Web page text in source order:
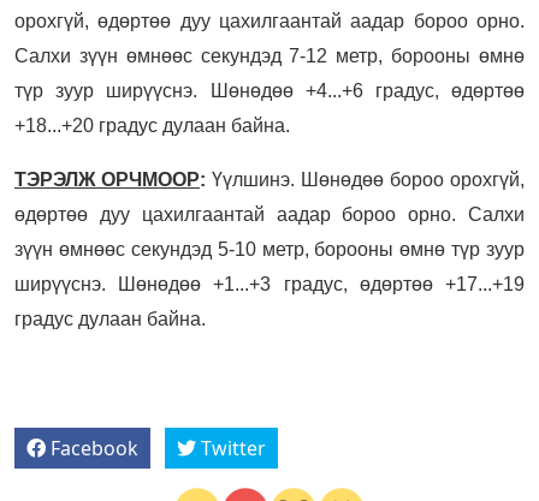
орохгүй, өдөртөө дуу цахилгаантай аадар бороо орно.
Салхи зүүн өмнөөс секундэд 7-12 метр, борооны өмнө
түр зуур ширүүснэ. Шөнөдөө +4...+6 градус, өдөртөө
+18...+20 градус дулаан байна.
ТЭРЭЛЖ ОРЧМООР: Үүлшинэ. Шөнөдөө бороо орохгүй,
өдөртөө дуу цахилгаантай аадар бороо орно. Салхи
зүүн өмнөөс секундэд 5-10 метр, борооны өмнө түр зуур
ширүүснэ. Шөнөдөө +1...+3 градус, өдөртөө +17...+19
градус дулаан байна.
Facebook Twitter